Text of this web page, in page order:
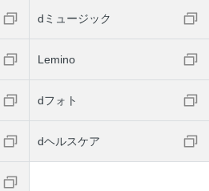
dミュージック
Lemino
dフォト
dヘルスケア